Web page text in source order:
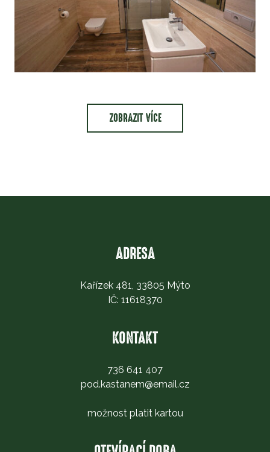
ZOBRAZIT VÍCE
ADRESA
Kařízek 481, 33805 Mýto
IČ: 11618370
KONTAKT
736 641 407
pod.kastanem@email.cz
možnost platit kartou